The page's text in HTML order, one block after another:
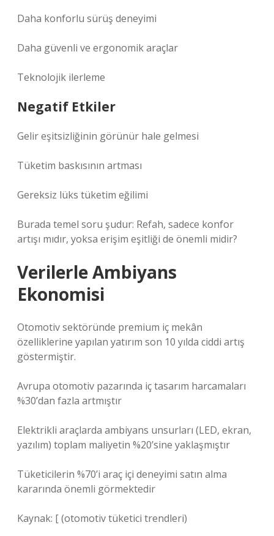
Daha konforlu sürüş deneyimi
Daha güvenli ve ergonomik araçlar
Teknolojik ilerleme
Negatif Etkiler
Gelir eşitsizliğinin görünür hale gelmesi
Tüketim baskısının artması
Gereksiz lüks tüketim eğilimi
Burada temel soru şudur: Refah, sadece konfor
artışı mıdır, yoksa erişim eşitliği de önemli midir?
Verilerle Ambiyans
Ekonomisi
Otomotiv sektöründe premium iç mekân
özelliklerine yapılan yatırım son 10 yılda ciddi artış
göstermiştir.
Avrupa otomotiv pazarında iç tasarım harcamaları
%30’dan fazla artmıştır
Elektrikli araçlarda ambiyans unsurları (LED, ekran,
yazılım) toplam maliyetin %20’sine yaklaşmıştır
Tüketicilerin %70’i araç içi deneyimi satın alma
kararında önemli görmektedir
Kaynak: [ (otomotiv tüketici trendleri)